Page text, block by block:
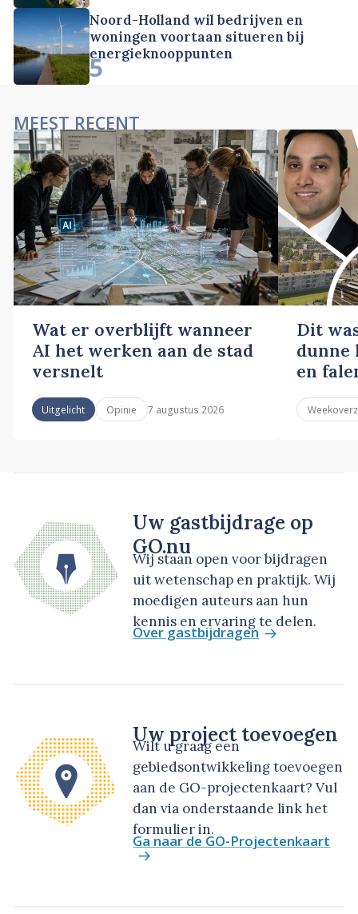
Noord-Holland wil bedrijven en
woningen voortaan situeren bij
energieknooppunten
5
MEEST RECENT
Wat er overblijft wanneer
AI het werken aan de stad
versnelt
Uitgelicht Opinie 7 augustus 2026
Dit
dunne
en
Uw gastbijdrage op
GO.nu
Wij staan open voor bijdragen
uit wetenschap en praktijk. Wij
moedigen auteurs aan hun
kennis en ervaring te delen.
Over gastbijdragen
Uw project toevoegen
Wilt u graag een
gebiedsontwikkeling toevoegen
aan de GO-projectenkaart? Vul
dan via onderstaande link het
formulier in.
Ga naar de GO-Projectenkaart